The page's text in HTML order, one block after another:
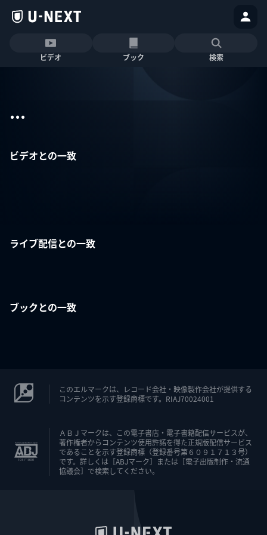
ビデオ ブック 検索
...
ビデオとの一致
ライブ配信との一致
ブックとの一致
このエルマークは、レコード会社・映像製作会社が提供する
コンテンツを示す登録商標です。RIAJ70024001
ＡＢＪマークは、この電子書店・電子書籍配信サービスが、
著作権者からコンテンツ使用許諾を得た正規版配信サービス
であることを示す登録商標（登録番号第６０９１７１３号）
です。詳しくは［ABJマーク］または［電子出版制作・流通
協議会］で検索してください。